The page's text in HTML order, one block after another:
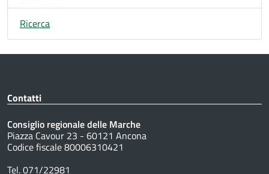
Ricerca
Contatti
Consiglio regionale delle Marche
Piazza Cavour 23 - 60121 Ancona
Codice fiscale 80006310421
Tel. 071/22981